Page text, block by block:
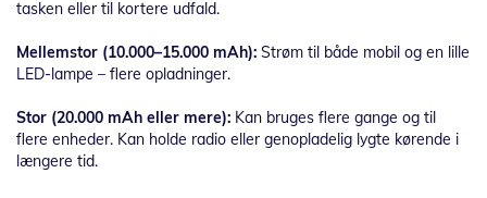
tasken eller til kortere udfald.
Mellemstor (10.000–15.000 mAh): Strøm til både mobil og en lille
LED-lampe – flere opladninger.
Stor (20.000 mAh eller mere): Kan bruges flere gange og til
flere enheder. Kan holde radio eller genopladelig lygte kørende i
længere tid.